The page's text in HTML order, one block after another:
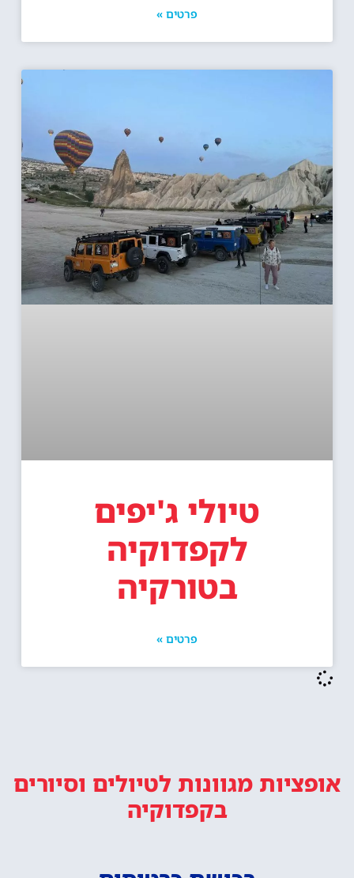
פרטים »
טיולי ג'יפים
לקפדוקיה
בטורקיה
פרטים »
אופציות מגוונות לטיולים וסיורים
בקפדוקיה